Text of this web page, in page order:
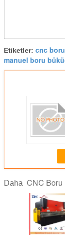
Etiketler: cnc
manuel boru
Daha CNC Boru